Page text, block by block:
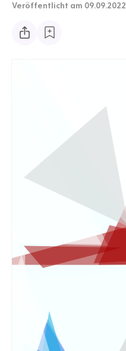
Veröffentlicht am 09.09.2022